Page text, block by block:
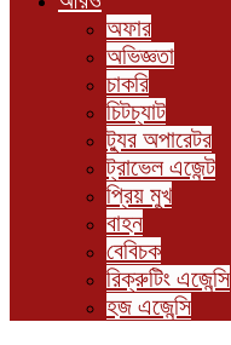
অফার
অভিজ্ঞতা
চাকরি
চিটচ্যাট
ট্যুর অপারেটর
ট্রাভেল এজেন্ট
প্রিয় মুখ
বাহন
বেবিচক
রিক্রুটিং এজেন্সি
হজ এজেন্সি